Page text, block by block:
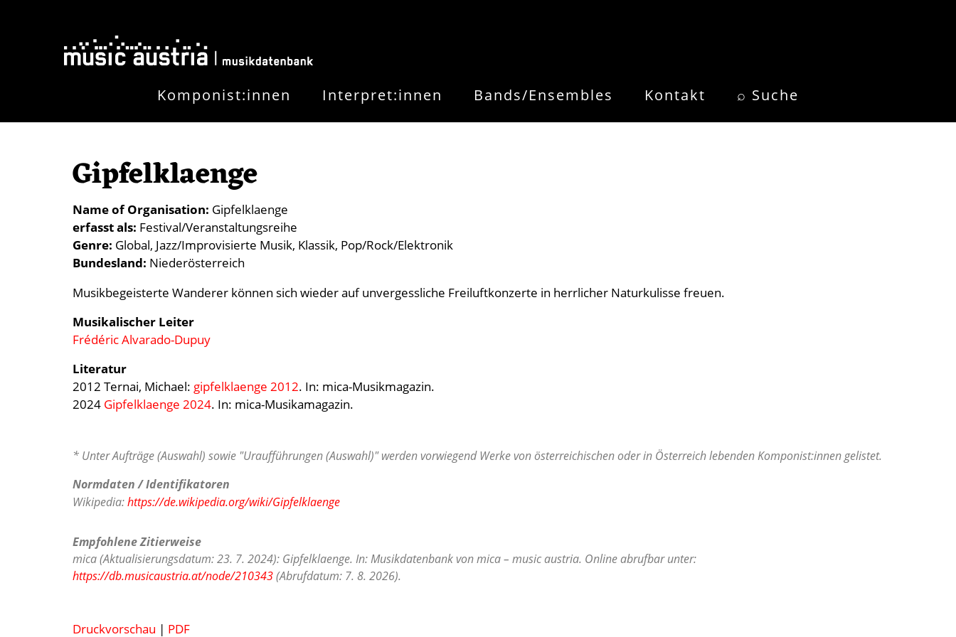
Komponist:innen Interpret:innen Bands/Ensembles Kontakt ⌕ Suche
Gipfelklaenge
Name of Organisation Gipfelklaenge
erfasst als Festival/Veranstaltungsreihe
Genre Global Jazz/Improvisierte Musik Klassik Pop/Rock/Elektronik
Bundesland Niederösterreich
Musikbegeisterte Wanderer können sich wieder auf unvergessliche Freiluftkonzerte in herrlicher Naturkulisse freuen.
Musikalischer Leiter
Frédéric Alvarado-Dupuy
Literatur
2012 Ternai, Michael: gipfelklaenge 2012. In: mica-Musikmagazin.
2024 Gipfelklaenge 2024. In: mica-Musikamagazin.
* Unter Aufträge (Auswahl) sowie "Uraufführungen (Auswahl)" werden vorwiegend Werke von österreichischen oder in Österreich lebenden Komponist:innen gelistet.
Normdaten / Identifikatoren
Wikipedia:https://de.wikipedia.org/wiki/Gipfelklaenge
Empfohlene Zitierweise
mica (Aktualisierungsdatum: 23. 7. 2024): Gipfelklaenge. In: Musikdatenbank von mica – music austria. Online abrufbar unter:
https://db.musicaustria.at/node/210343(Abrufdatum: 7. 8. 2026).
Druckvorschau | PDF